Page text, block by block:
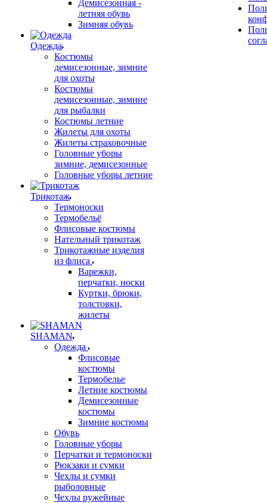
Демисезонная -
летняя обувь
Зимняя обувь
Одежда
Костюмы
демисезонные, зимние
для охоты
Костюмы
демисезонные, зимние
для рыбалки
Костюмы летние
Жилеты для охоты
Жилеты страховочные
Головные уборы
зимние, демисезонные
Головные уборы летние
Трикотаж
Термоноски
Термобельё
Флисовые костюмы
Нательный трикотаж
Трикотажные изделия
из флиса
Варежки,
перчатки, носки
Куртки, брюки,
толстовки,
жилеты
SHAMAN
Одежда
Флисовые
костюмы
Термобелье
Летние костюмы
Демисезонные
костюмы
Зимние костюмы
Обувь
Головные уборы
Перчатки и термоноски
Рюкзаки и сумки
Чехлы и сумки
рыболовные
Чехлы ружейные